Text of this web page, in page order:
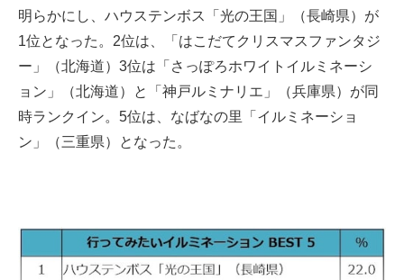
明らかにし、ハウステンボス「光の王国」（長崎県）が
1位となった。2位は、「はこだてクリスマスファンタジ
ー」（北海道）3位は「さっぽろホワイトイルミネーシ
ョン」（北海道）と「神戸ルミナリエ」（兵庫県）が同
時ランクイン。5位は、なばなの里「イルミネーショ
ン」（三重県）となった。